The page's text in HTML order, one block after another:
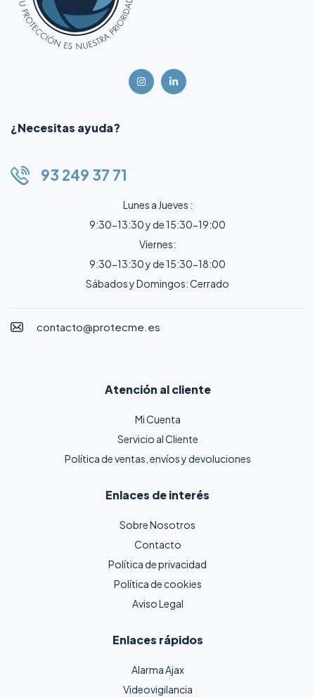
¿Necesitas ayuda?
93 249 37 71
Lunes a Jueves :
9:30-13:30 y de 15:30-19:00
Viernes:
9:30-13:30 y de 15:30-18:00
Sábados y Domingos: Cerrado
contacto@protecme.es
Atención al cliente
Mi Cuenta
Servicio al Cliente
Política de ventas, envíos y devoluciones
Enlaces de interés
Sobre Nosotros
Contacto
Política de privacidad
Política de cookies
Aviso Legal
Enlaces rápidos
Alarma Ajax
Videovigilancia